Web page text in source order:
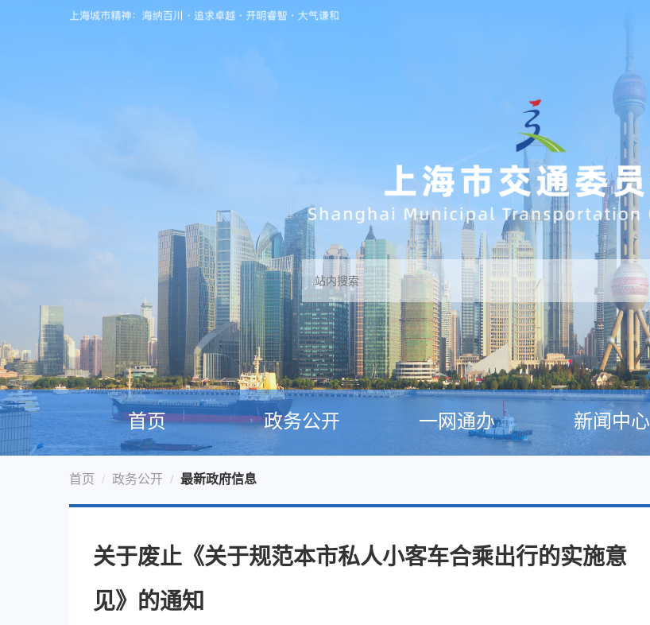
无障碍操作说明 跳转到网站导航区 跳转到主要内容区域
首页 政务公开 一网通办 新闻中心
首页 政务公开 最新政府信息
关于废止《关于规范本市私人小客车合乘出行的实施意
见》的通知